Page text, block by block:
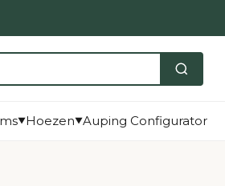
▼Hoezen▼Auping Configurator